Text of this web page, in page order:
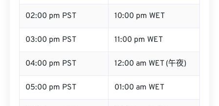
02:00 pm PST 10:00 pm WET
03:00 pm PST 11:00 pm WET
04:00 pm PST 12:00 am WET (午夜)
05:00 pm PST 01:00 am WET